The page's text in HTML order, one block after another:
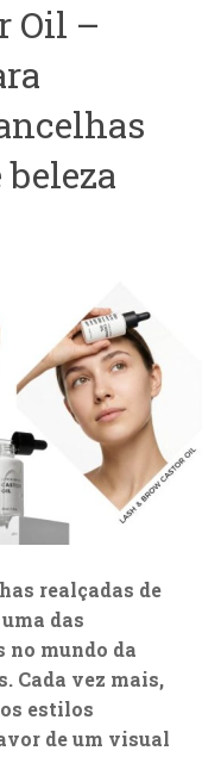
Oil –
realçadas de
das
no mundo da
Cada vez mais,
estilos
de um visual